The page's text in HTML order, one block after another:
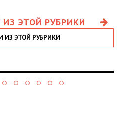
ЭТОЙ РУБРИКИ
ИЗ ЭТОЙ РУБРИКИ